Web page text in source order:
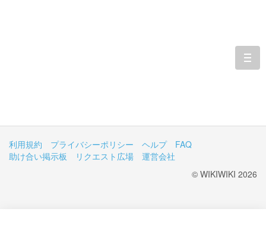
利用規約 プライバシーポリシー ヘルプ
FAQ
助け合い掲示板
リクエスト広場
運営会社
© WIKIWIKI 2026